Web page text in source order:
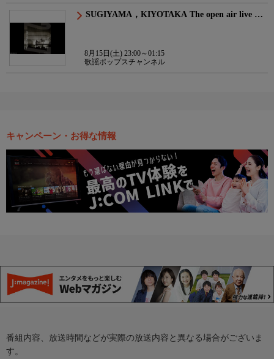
SUGIYAMA，KIYOTAKA The open air live …
8月15日(土) 23:00～01:15
歌謡ポップスチャンネル
キャンペーン・お得な情報
番組内容、放送時間などが実際の放送内容と異なる場合がございま
す。